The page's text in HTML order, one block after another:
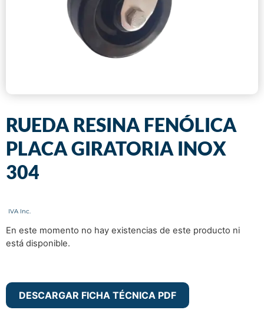
RUEDA RESINA FENÓLICA
PLACA GIRATORIA INOX
304
En este momento no hay existencias de este producto ni
está disponible.
DESCARGAR FICHA TÉCNICA PDF